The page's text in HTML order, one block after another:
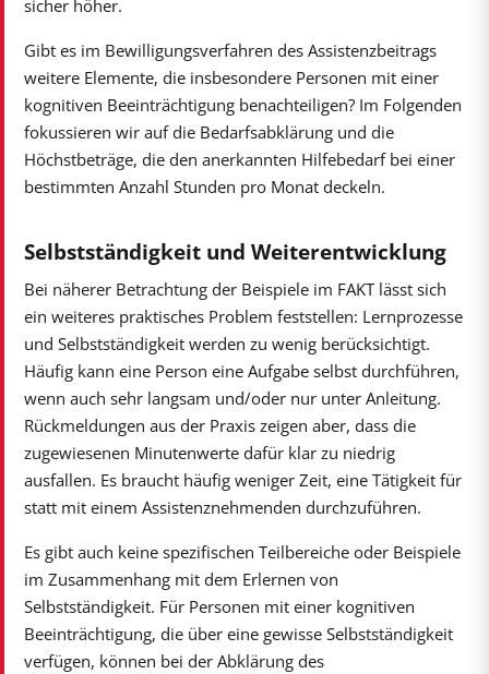
sicher höher.
Gibt es im Bewilligungsverfahren des Assistenzbeitrags
weitere Elemente, die insbesondere Personen mit einer
kognitiven Beeinträchtigung benachteiligen? Im Folgenden
fokussieren wir auf die Bedarfsabklärung und die
Höchstbeträge, die den anerkannten Hilfebedarf bei einer
bestimmten Anzahl Stunden pro Monat deckeln.
Selbstständigkeit und Weiterentwicklung
Bei näherer Betrachtung der Beispiele im FAKT lässt sich
ein weiteres praktisches Problem feststellen: Lernprozesse
und Selbstständigkeit werden zu wenig berücksichtigt.
Häufig kann eine Person eine Aufgabe selbst durchführen,
wenn auch sehr langsam und/oder nur unter Anleitung.
Rückmeldungen aus der Praxis zeigen aber, dass die
zugewiesenen Minutenwerte dafür klar zu niedrig
ausfallen. Es braucht häufig weniger Zeit, eine Tätigkeit für
statt mit einem Assistenznehmenden durchzuführen.
Es gibt auch keine spezifischen Teilbereiche oder Beispiele
im Zusammenhang mit dem Erlernen von
Selbstständigkeit. Für Personen mit einer kognitiven
Beeinträchtigung, die über eine gewisse Selbstständigkeit
verfügen, können bei der Abklärung des